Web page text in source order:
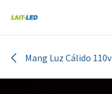
Mang Luz Cálido 110v